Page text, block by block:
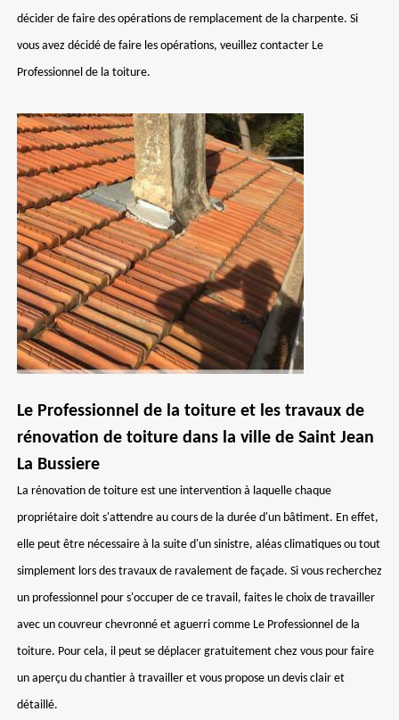
décider de faire des opérations de remplacement de la charpente. Si
vous avez décidé de faire les opérations, veuillez contacter Le
Professionnel de la toiture.
Le Professionnel de la toiture et les travaux de
rénovation de toiture dans la ville de Saint Jean
La Bussiere
La rénovation de toiture est une intervention à laquelle chaque
propriétaire doit s'attendre au cours de la durée d'un bâtiment. En effet,
elle peut être nécessaire à la suite d'un sinistre, aléas climatiques ou tout
simplement lors des travaux de ravalement de façade. Si vous recherchez
un professionnel pour s'occuper de ce travail, faites le choix de travailler
avec un couvreur chevronné et aguerri comme Le Professionnel de la
toiture. Pour cela, il peut se déplacer gratuitement chez vous pour faire
un aperçu du chantier à travailler et vous propose un devis clair et
détaillé.